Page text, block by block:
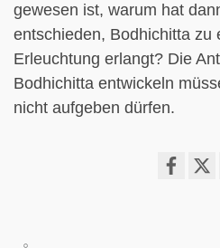
gewesen ist, warum hat
entschieden, Bodhichitta zu
Erleuchtung erlangt? Die
Bodhichitta entwickeln
nicht aufgeben dürfen.